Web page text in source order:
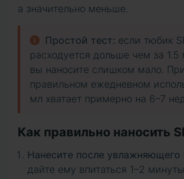
а значительно меньше.
Простой тест: если тюбик
расходуется дольше чем за
вы наносите слишком мало. При
правильном ежедневном
мл хватает примерно на 6–7
Как правильно наносить
Нанесите после увлажняющего
дайте ему впитаться 1–2